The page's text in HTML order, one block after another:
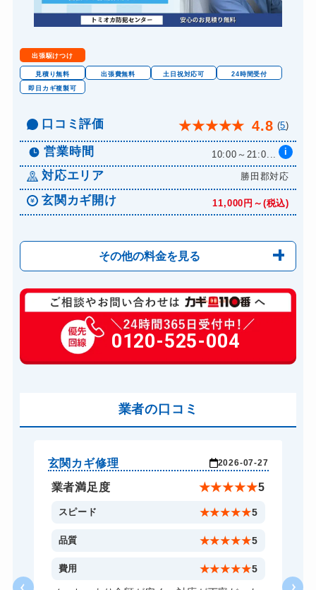
出張駆けつけ
見積り無料 出張費無料 土日祝対応可
24時間受付
即日カギ複製可
口コミ評価 ★★★★★ 4.8 (5)
営業時間 10:00～21:0... i
対応エリア 勝田郡対応
玄関カギ開け 11,000円～(税込)
その他の料金を見る
玄関カギ修理 6,600円～(税込)
玄関カギ作成 14,300円～(税込)
玄関カギ交換 14,300円～(税込)
バイクカギ開け
スーツケースカギ開け 8,800円～(税込)
スーツケースカギ作成 8,800円～(税込)
金庫カギ開け 14,300円～(税込)
金庫カギ修理 11,000円～(税込)
8,800円～(税込)
0120-525-004
業者の口コミ
玄関カギ修理 2026-07-27
業者満足度 ★★★★★5
スピード ★★★★★5
品質 ★★★★★5
費用 ★★★★★5